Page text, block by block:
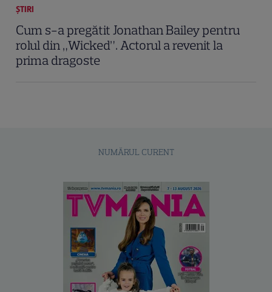
ȘTIRI
Cum s-a pregătit Jonathan Bailey pentru
rolul din „Wicked”. Actorul a revenit la
prima dragoste
NUMĂRUL CURENT